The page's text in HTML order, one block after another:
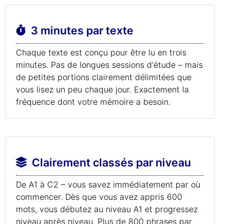
3 minutes par texte
Chaque texte est conçu pour être lu en trois
minutes. Pas de longues sessions d'étude – mais
de petites portions clairement délimitées que
vous lisez un peu chaque jour. Exactement la
fréquence dont votre mémoire a besoin.
Clairement classés par niveau
De A1 à C2 – vous savez immédiatement par où
commencer. Dès que vous avez appris 600
mots, vous débutez au niveau A1 et progressez
niveau après niveau. Plus de 800 phrases par